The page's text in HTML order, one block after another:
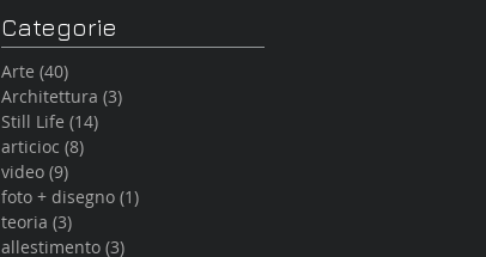
Categorie
Arte (40)
Architettura (3)
Still Life (14)
articioc (8)
video (9)
foto + disegno (1)
teoria (3)
allestimento (3)